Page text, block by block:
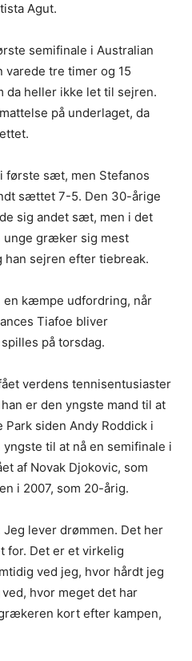
Agut.
semifinale i Australian
varede tre timer og 15
da heller ikke let til sejren.
på underlaget, da
første sæt, men Stefanos
sættet 7-5. Den 30-årige
sig andet sæt, men i det
unge græker sig mest
sejren efter tiebreak.
en kæmpe udfordring, når
Tiafoe bliver
på torsdag.
verdens tennisentusiaster
er den yngste mand til at
siden Andy Roddick i
til at nå en semifinale i
af Novak Djokovic, som
i 2007, som 20-årig.
lever drømmen. Det her
for. Det er et virkelig
ved jeg, hvor hårdt jeg
hvor meget det har
kort efter kampen,